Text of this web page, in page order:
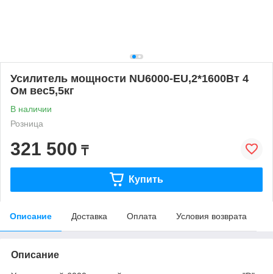
Усилитель мощности NU6000-EU,2*1600Вт 4
Ом вес5,5кг
В наличии
Розница
321 500 ₸
Купить
Описание Доставка Оплата Условия возврата
Описание